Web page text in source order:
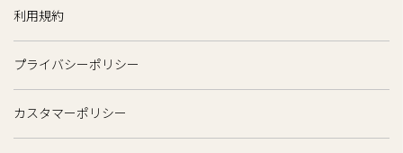
利用規約
プライバシーポリシー
カスタマーポリシー